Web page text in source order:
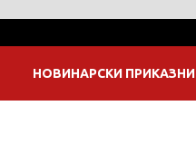
НОВИНАРСКИ ПРИКАЗНИ